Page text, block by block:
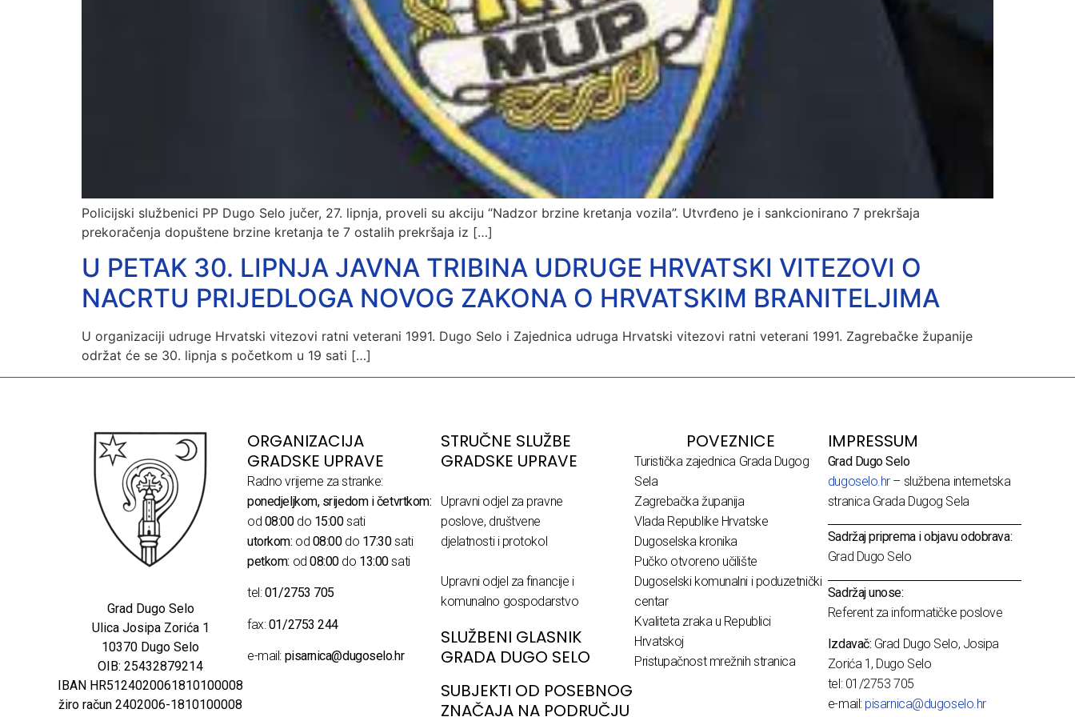
Policijski službenici PP Dugo Selo jučer, 27. lipnja, proveli su akciju “Nadzor brzine kretanja vozila”. Utvrđeno je i sankcionirano 7 prekršaja
prekoračenja dopuštene brzine kretanja te 7 ostalih prekršaja iz […]
U PETAK 30. LIPNJA JAVNA TRIBINA UDRUGE HRVATSKI VITEZOVI O
NACRTU PRIJEDLOGA NOVOG ZAKONA O HRVATSKIM BRANITELJIMA
U organizaciji udruge Hrvatski vitezovi ratni veterani 1991. Dugo Selo i Zajednica udruga Hrvatski vitezovi ratni veterani 1991. Zagrebačke županije
održat će se 30. lipnja s početkom u 19 sati […]
Grad Dugo Selo
Ulica Josipa Zorića 1
10370 Dugo Selo
OIB: 25432879214
IBAN HR5124020061810100008
žiro račun 2402006-1810100008
ORGANIZACIJA
GRADSKE UPRAVE
Radno vrijeme za stranke:
ponedjeljkom, srijedom i četvrtkom:
od 08:00do 15:00sati
utorkom: od 08:00do 17:30sati
petkom: od08:00do 13:00sati
tel:01/2753 705
fax:01/2753 244
e-mail: pisarnica@dugoselo.hr
STRUČNE SLUŽBE
GRADSKE UPRAVE
Upravni odjel za pravne
poslove, društvene
djelatnosti i protokol
Upravni odjel za financije i
komunalno gospodarstvo
SLUŽBENI GLASNIK
GRADA DUGO SELO
SUBJEKTI OD POSEBNOG
ZNAČAJA NA PODRUČJU
POVEZNICE
Turistička zajednica Grada Dugog
Sela
Zagrebačka županija
Vlada Republike Hrvatske
Dugoselska kronika
Pučko otvoreno učilište
Dugoselski komunalni i poduzetnički
centar
Kvaliteta zraka u Republici
Hrvatskoj
Pristupačnost mrežnih stranica
IMPRESSUM
Grad Dugo Selo
dugoselo.hr– službena internetska
stranica Grada Dugog Sela
Sadržaj priprema i objavu odobrava:
Grad Dugo Selo
Sadržaj unose:
Referent za informatičke poslove
Izdavač: Grad Dugo Selo, Josipa
Zorića 1, Dugo Selo
tel: 01/2753 705
e-mail: pisarnica@dugoselo.hr